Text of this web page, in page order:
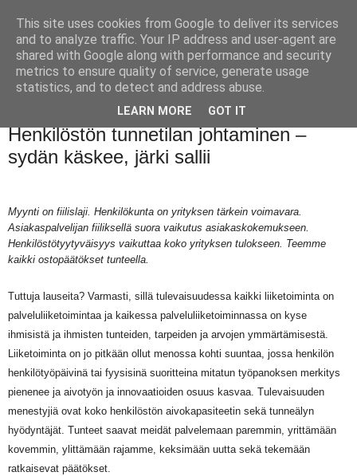
Henkilöstön tunnetilan johtaminen –
sydän käskee, järki sallii
Myynti on fiilislaji. Henkilökunta on yrityksen tärkein voimavara.
Asiakaspalvelijan fiiliksellä suora vaikutus asiakaskokemukseen.
Henkilöstötyytyväisyys vaikuttaa koko yrityksen tulokseen. Teemme
kaikki ostopäätökset tunteella.
Tuttuja lauseita? Varmasti, sillä tulevaisuudessa kaikki liiketoiminta on
palveluliiketoimintaa ja kaikessa palveluliiketoiminnassa on kyse
ihmisistä ja ihmisten tunteiden, tarpeiden ja arvojen ymmärtämisestä.
Liiketoiminta on jo pitkään ollut menossa kohti suuntaa, jossa henkilön
henkilötyöpäivinä tai fyysisinä suoritteina mitatun työpanoksen merkitys
pienenee ja aivotyön ja innovaatioiden osuus kasvaa. Tulevaisuuden
menestyjiä ovat koko henkilöstön aivokapasiteetin sekä tunneälyn
hyödyntäjät. Tunteet saavat meidät palvelemaan paremmin, yrittämään
kovemmin, ylittämään rajamme, keksimään uutta sekä tekemään
ratkaisevat päätökset.
This site uses cookies from Google to deliver its services
and to analyze traffic. Your IP address and user-agent are
shared with Google along with performance and security
metrics to ensure quality of service, generate usage
statistics, and to detect and address abuse.
LEARN MORE GOT IT